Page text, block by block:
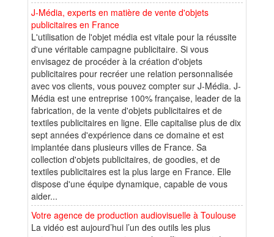
J-Média, experts en matière de vente d'objets
publicitaires en France
L'utilisation de l'objet média est vitale pour la réussite
d'une véritable campagne publicitaire. Si vous
envisagez de procéder à la création d'objets
publicitaires pour recréer une relation personnalisée
avec vos clients, vous pouvez compter sur J-Média. J-
Média est une entreprise 100% française, leader de la
fabrication, de la vente d'objets publicitaires et de
textiles publicitaires en ligne. Elle capitalise plus de dix
sept années d'expérience dans ce domaine et est
implantée dans plusieurs villes de France. Sa
collection d'objets publicitaires, de goodies, et de
textiles publicitaires est la plus large en France. Elle
dispose d'une équipe dynamique, capable de vous
aider...
Votre agence de production audiovisuelle à Toulouse
La vidéo est aujourd’hui l’un des outils les plus